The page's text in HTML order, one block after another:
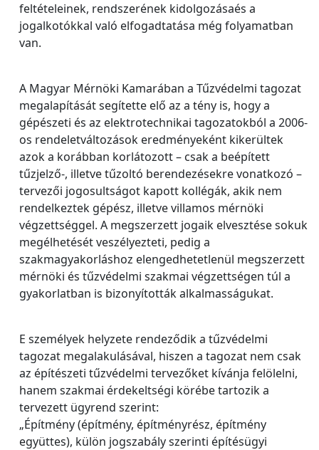
feltételeinek, rendszerének kidolgozásaés a
jogalkotókkal való elfogadtatása még folyamatban
van.
A Magyar Mérnöki Kamarában a Tűzvédelmi tagozat
megalapítását segítette elő az a tény is, hogy a
gépészeti és az elektrotechnikai tagozatokból a 2006-
os rendeletváltozások eredményeként kikerültek
azok a korábban korlátozott – csak a beépített
tűzjelző-, illetve tűzoltó berendezésekre vonatkozó –
tervezői jogosultságot kapott kollégák, akik nem
rendelkeztek gépész, illetve villamos mérnöki
végzettséggel. A megszerzett jogaik elvesztése sokuk
megélhetését veszélyezteti, pedig a
szakmagyakorláshoz elengedhetetlenül megszerzett
mérnöki és tűzvédelmi szakmai végzettségen túl a
gyakorlatban is bizonyították alkalmasságukat.
E személyek helyzete rendeződik a tűzvédelmi
tagozat megalakulásával, hiszen a tagozat nem csak
az építészeti tűzvédelmi tervezőket kívánja felölelni,
hanem szakmai érdekeltségi körébe tartozik a
tervezett ügyrend szerint:
„Építmény (építmény, építményrész, építmény
együttes), külön jogszabály szerinti építésügyi